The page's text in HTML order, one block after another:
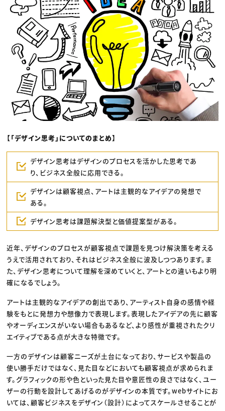
【「デザイン思考」についてのまとめ】
デザイン思考はデザインのプロセスを活かした思考であ
り、ビジネス全般に応用できる。
デザインは顧客視点、アートは主観的なアイデアの発想で
ある。
デザイン思考は課題解決型と価値提案型がある。
近年、デザインのプロセスが顧客視点で課題を見つけ解決策を考える
うえで活用されており、それはビジネス全般に波及しつつあります。ま
た、デザイン思考について理解を深めていくと、アートとの違いもより明
確になるでしょう。
アートは主観的なアイデアの創出であり、アーティスト自身の感情や経
験をもとに発想力や想像力で表現します。表現したアイデアの先に顧客
やオーディエンスがいない場合もあるなど、より感性が重視されたクリ
エイティブである点が大きな特徴です。
一方のデザインは顧客ニーズが土台になっており、サービスや製品の
使い勝手だけではなく、見た目などにおいても顧客視点が求められま
す。グラフィックの形や色といった見た目や意匠性の良さではなく、ユー
ザーの行動を設計してあげるのがデザインの本質です。webサイトにお
いては、顧客ビジネスをデザイン（設計）によってスケールさせることが